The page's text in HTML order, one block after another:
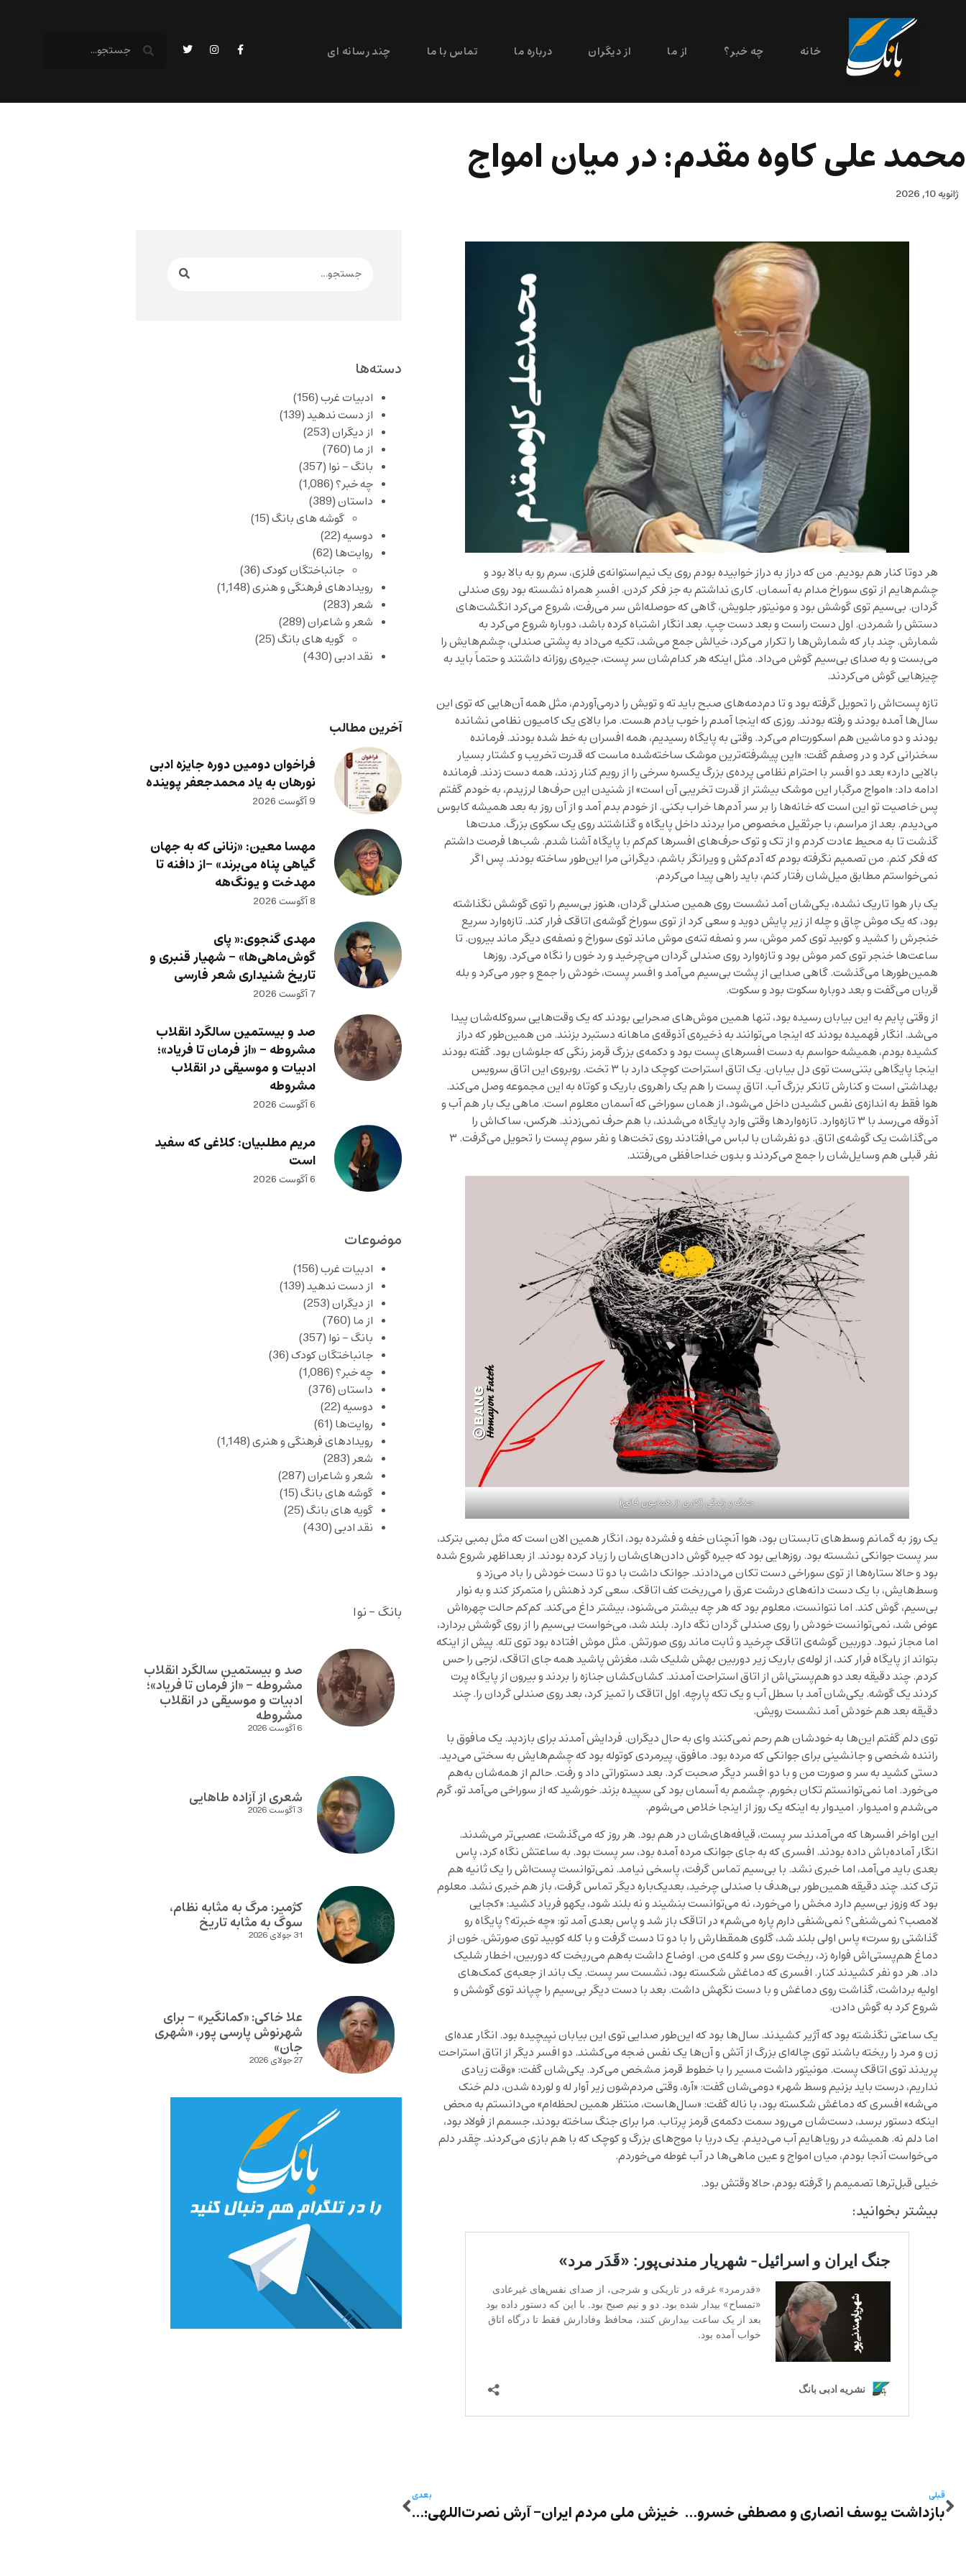
خانه چه خبر؟ از ما از دیگران درباره ما تماس با ما چند رسانه ای
محمد علی کاوه مقدم: در میان امواج
ژانویه 10, 2026
هر دوتا کنار هم بودیم. من که دراز به دراز خوابیده بودم روی یک نیم‌استوانه‌ی فلزی، سرم رو به بالا بود و
چشم‌هایم از توی سوراخ مدام به آسمان. کاری نداشتم به جز فکر کردن. افسرِ همراه نشسته بود روی صندلی
گردان. بی‌سیم توی گوشش بود و مونیتور جلویش، گاهی که حوصله‌اش سر می‌رفت، شروع می‌کرد انگشت‌های
دستش را شمردن. اول دست راست و بعد دست چپ. بعد انگار اشتباه کرده باشد، دوباره شروع می‌کرد به
شمارش. چند بار که شمارش‌ها را تکرار می‌کرد، خیالش جمع می‌شد، تکیه می‌داد به پشتی صندلی، چشم‌هایش را
می‌بست و به صدای بی‌سیم گوش می‌داد. مثل اینکه هر کدام‌شان سر پست، جیره‌ی روزانه داشتند و حتماً باید به
چیزهایی گوش می‌کردند.
تازه پست‌اش را تحویل گرفته بود و تا دم‌دمه‌های صبح باید ته و تویش را درمی‌آوردم، مثل همه آن‌هایی که توی این
سال‌ها آمده بودند و رفته بودند. روزی که اینجا آمدم را خوب یادم هست. مرا بالای یک کامیون نظامی نشانده
بودند و دو ماشین هم اسکورت‌ام می‌کرد. وقتی به پایگاه رسیدیم، همه افسران به خط شده بودند. فرمانده
سخنرانی کرد و در وصفم گفت: «این پیشرفته‌ترین موشک ساخته‌شده ماست که قدرت تخریب و کشتار بسیار
بالایی دارد» بعد دو افسر با احترام نظامی پرده‌ی بزرگ یکسره سرخی را از رویم کنار زدند، همه دست زدند. فرمانده
ادامه داد: «امواج مرگبار این موشک بیشتر از قدرت تخریبی آن است» از شنیدن این حرف‌ها لرزیدم، به خودم گفتم
پس خاصیت تو این است که خانه‌ها را بر سر آدم‌ها خراب بکنی. از خودم بدم آمد و از آن روز به بعد همیشه کابوس
می‌دیدم. بعد از مراسم، با جرثقیل مخصوص مرا بردند داخل پایگاه و گذاشتند روی یک سکوی بزرگ. مدت‌ها
گذشت تا به محیط عادت کردم و از تک و توک حرف‌های افسرها کم‌کم با پایگاه آشنا شدم. شب‌ها فرصت داشتم
که فکر کنم. من تصمیم نگرفته بودم که آدم‌کش و ویرانگر باشم، دیگرانی مرا این‌طور ساخته بودند. پس اگر
نمی‌خواستم مطابق میل‌شان رفتار کنم، باید راهی پیدا می‌کردم.
یک بار هوا تاریک نشده، یکی‌شان آمد نشست روی همین صندلی گردان، هنوز بی‌سیم را توی گوشش نگذاشته
بود، که یک موش چاق و چله از زیر پایش دوید و سعی کرد از توی سوراخ گوشه‌ی اتاقک فرار کند. تازه‌وارد سریع
خنجرش را کشید و کوبید توی کمر موش، سر و نصفه تنه‌ی موش ماند توی سوراخ و نصفه‌ی دیگر ماند بیرون. تا
ساعت‌ها خنجر توی کمر موش بود و تازه‌وارد روی صندلی گردان می‌چرخید و رد خون را نگاه می‌کرد. روزها
همین‌طورها می‌گذشت. گاهی صدایی از پشت بی‌سیم می‌آمد و افسر پست، خودش را جمع و جور می‌کرد و بله
قربان می‌گفت و بعد دوباره سکوت بود و سکوت.
از وقتی پایم به این بیابان رسیده بود، تنها همین موش‌های صحرایی بودند که یک وقت‌هایی سروکله‌شان پیدا
می‌شد. انگار فهمیده بودند که اینجا می‌توانند به ذخیره‌ی آذوقه‌ی ماهانه دستبرد بزنند. من همین‌طور که دراز
کشیده بودم، همیشه حواسم به دست افسرهای پست بود و دکمه‌ی بزرگ قرمز رنگی که جلوشان بود. گفته بودند
اینجا پایگاهی بتنی‌ست توی دل بیابان. یک اتاق استراحت کوچک دارد با ۳ تخت. روبروی این اتاق سرویس
بهداشتی است و کنارش تانکر بزرگ آب. اتاق پست را هم یک راهروی باریک و کوتاه به این مجموعه وصل می‌کند.
هوا فقط به اندازه‌ی نفس کشیدن داخل می‌شود، از همان سوراخی که آسمان معلوم است. ماهی یک بار هم آب و
آذوقه می‌رسد با ۳ تازه‌وارد. تازه‌واردها وقتی وارد پایگاه می‌شدند، با هم حرف نمی‌زدند. هرکس، ساک‌اش را
می‌گذاشت یک گوشه‌ی اتاق. دو نفرشان با لباس می‌افتادند روی تخت‌ها و نفر سوم پست را تحویل می‌گرفت. ۳
نفر قبلی هم وسایل‌شان را جمع می‌کردند و بدون خداحافظی می‌رفتند.
جنگ و زندگی (کاری از همایون فاتح)
یک روز به گمانم وسط‌های تابستان بود، هوا آنچنان خفه و فشرده بود، انگار همین الان است که مثل بمبی بترکد،
سر پست جوانکی نشسته بود. روزهایی بود که جیره گوش دادن‌های‌شان را زیاد کرده بودند. از بعداظهر شروع شده
بود و حالا ستاره‌ها از توی سوراخی دست تکان می‌دادند. جوانک داشت با دو تا دست خودش را باد می‌زد و
وسط‌هایش، با یک دست دانه‌های درشت عرق را می‌ریخت کف اتاقک. سعی کرد ذهنش را متمرکز کند و به نوار
بی‌سیم، گوش کند. اما نتوانست، معلوم بود که هر چه بیشتر می‌شنود، بیشتر داغ می‌کند. کم‌کم حالت چهره‌اش
عوض شد، نمی‌توانست خودش را روی صندلی گردان نگه دارد. بلند شد، می‌خواست بی‌سیم را از روی گوشش بردارد،
اما مجاز نبود. دوربین گوشه‌ی اتاقک چرخید و ثابت ماند روی صورتش. مثل موش افتاده بود توی تله. پیش از اینکه
بتواند از پایگاه فرار کند، از لوله‌ی باریک زیر دوربین بهش شلیک شد، مغزش پاشید همه جای اتاقک، لزجی را حس
کردم. چند دقیقه بعد دو هم‌پستی‌اش از اتاق استراحت آمدند. کشان‌کشان جنازه را بردند و بیرون از پایگاه پرت
کردند یک گوشه. یکی‌شان آمد با سطل آب و یک تکه پارچه. اول اتاقک را تمیز کرد، بعد روی صندلی گردان را. چند
دقیقه بعد هم خودش آمد نشست رویش.
توی دلم گفتم این‌ها به خودشان هم رحم نمی‌کنند وای به حال دیگران. فردایش آمدند برای بازدید. یک مافوق با
راننده شخصی و جانشینی برای جوانکی که مرده بود. مافوق، پیرمردی کوتوله بود که چشم‌هایش به سختی می‌دید.
دستی کشید به سر و صورت من و با دو افسر دیگر صحبت کرد. بعد دستوراتی داد و رفت. حالم از همه‌شان به‌هم
می‌خورد. اما نمی‌توانستم تکان بخورم. چشمم به آسمان بود کی سپیده بزند. خورشید که از سوراخی می‌آمد تو، گرم
می‌شدم و امیدوار. امیدوار به اینکه یک روز از اینجا خلاص می‌شوم.
این اواخر افسرها که می‌آمدند سر پست، قیافه‌های‌شان در هم بود. هر روز که می‌گذشت، عصبی‌تر می‌شدند.
انگار آماده‌باش داده بودند. افسری که به جای جوانک مرده آمده بود، سر پست بود. به ساعتش نگاه کرد، پاس
بعدی باید می‌آمد، اما خبری نشد. با بی‌سیم تماس گرفت، پاسخی نیامد. نمی‌توانست پست‌اش را یک ثانیه هم
ترک کند. چند دقیقه همین‌طور بی‌هدف با صندلی چرخید، بعدیک‌باره دیگر تماس گرفت، باز هم خبری نشد. معلوم
بود که وزوز بی‌سیم دارد مخش را می‌خورد، نه می‌توانست بنشیند و نه بلند شود، یکهو فریاد کشید: «کجایی
لامصب؟ نمی‌شنفی؟ نمی‌شنفی دارم پاره می‌شم» در اتاقک باز شد و پاس بعدی آمد تو: «چه خبرته؟ پایگاه رو
گذاشتی رو سرت» پاس اولی بلند شد، گلوی همقطارش را با دو تا دست گرفت و با کله کوبید توی صورتش. خون از
دماغ هم‌پستی‌اش فواره زد، ریخت روی سر و کله‌ی من. اوضاع داشت به‌هم می‌ریخت که دوربین، اخطار شلیک
داد. هر دو نفر کشیدند کنار. افسری که دماغش شکسته بود، نشست سر پست. یک باند از جعبه‌ی کمک‌های
اولیه برداشت، گذاشت روی دماغش و با دست نگهش داشت. بعد با دست دیگر بی‌سیم را چپاند توی گوشش و
شروع کرد به گوش دادن.
یک ساعتی نگذشته بود که آژیر کشیدند. سال‌ها بود که این‌طور صدایی توی این بیابان نپیچیده بود. انگار عده‌ای
زن و مرد را ریخته باشند توی چاله‌ای بزرگ از آتش و آن‌ها یک نفس ضجه می‌کشند. دو افسر دیگر از اتاق استراحت
پریدند توی اتاقک پست. مونیتور داشت مسیر را با خطوط قرمز مشخص می‌کرد. یکی‌شان گفت: «وقت زیادی
نداریم، درست باید بزنیم وسط شهر» دومی‌شان گفت: «آره، وقتی مردم‌شون زیر آوار له و لورده شدن، دلم خنک
می‌شه» افسری که دماغش شکسته بود، با ناله گفت: «سال‌هاست، منتظر همین لحظه‌ام» می‌دانستم به محض
اینکه دستور برسد، دست‌شان می‌رود سمت دکمه‌ی قرمز پرتاب. مرا برای جنگ ساخته بودند، جسمم از فولاد بود،
اما دلم نه. همیشه در رویاهایم آب می‌دیدم. یک دریا با موج‌های بزرگ و کوچک که با هم بازی می‌کردند. چقدر دلم
می‌خواست آنجا بودم، میان امواج و عین ماهی‌ها در آب غوطه می‌خوردم.
خیلی قبل‌ترها تصمیمم را گرفته بودم، حالا وقتش بود.
بیشتر بخوانید:
قبلی
بازداشت یوسف انصاری و مصطفی خسروی بابادی در مراسم سالگرد بکتاش آبتین
بعدی
خیزش ملی مردم ایران- آرش نصر‌ت‌اللهی: «تعارض، منبع انرژی اعتراض»
دسته‌ها
ادبیات غرب(156)
از دست ندهید(139)
از دیگران(253)
از ما (760)
بانگ – نوا (357)
چه خبر؟(1,086)
داستان(389)
گوشه های بانگ(15)
دوسیه(22)
روایت‌ها (62)
جانباختگان کودک(36)
رویدادهای فرهنگی و هنری(1,148)
شعر(283)
شعر و شاعران(289)
گویه های بانگ(25)
نقد ادبی(430)
آخرین مطالب
فراخوان دومین دوره جایزه ادبی
نورهان به یاد محمدجعفر پوینده
9 آگوست 2026
مهسا معین: «زنانی که به جهان
گیاهی پناه می‌برند» -از دافنه تا
مهدخت و یونگ‌هه
8 آگوست 2026
مهدی گنجوی:« پای
گوش‌ماهی‌ها» – شهیار قنبری و
تاریخ شنیداری شعر فارسی
7 آگوست 2026
صد و بیستمین سالگرد انقلاب
مشروطه – «از فرمان تا فریاد»؛
ادبیات و موسیقی در انقلاب
مشروطه
6 آگوست 2026
مریم مطلبیان: کلاغی که سفید
است
6 آگوست 2026
موضوعات
ادبیات غرب(156)
از دست ندهید(139)
از دیگران(253)
از ما (760)
بانگ – نوا (357)
جانباختگان کودک(36)
چه خبر؟(1,086)
داستان(376)
دوسیه(22)
روایت‌ها (61)
رویدادهای فرهنگی و هنری(1,148)
شعر(283)
شعر و شاعران(287)
گوشه های بانگ(15)
گویه های بانگ(25)
نقد ادبی(430)
بانگ - نوا
صد و بیستمین سالگرد انقلاب
مشروطه – «از فرمان تا فریاد»؛
ادبیات و موسیقی در انقلاب
مشروطه
6 آگوست 2026
شعری از آزاده طاهایی
3 آگوست 2026
کژمیر: مرگ به مثابه نظام،
سوگ به مثابه تاریخ
31 جولای 2026
علا خاکی: «کمانگیر» – برای
شهرنوش پارسی پور، «شهری
جان»
27 جولای 2026